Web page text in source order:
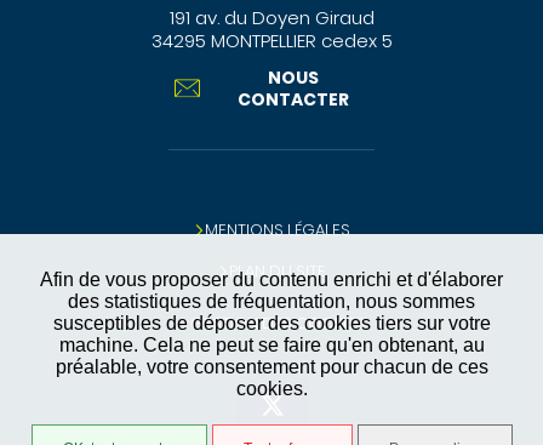
Afin de vous proposer du contenu enrichi et d'élaborer
des statistiques de fréquentation, nous sommes
susceptibles de déposer des cookies tiers sur votre
machine. Cela ne peut se faire qu'en obtenant, au
préalable, votre consentement pour chacun de ces
cookies.
191 av. du Doyen Giraud
34295 MONTPELLIER cedex 5
NOUS
CONTACTER
MENTIONS LÉGALES
PLAN DU SITE
GESTION DES COOKIES